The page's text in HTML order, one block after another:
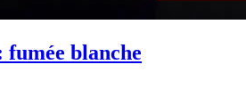
fumée blanche